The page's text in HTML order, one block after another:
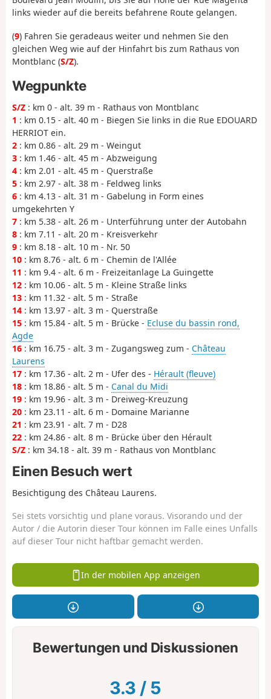
links wieder auf die bereits befahrene Route gelangen.
(9) Fahren Sie geradeaus weiter und nehmen Sie den
gleichen Weg wie auf der Hinfahrt bis zum Rathaus von
Montblanc (S/Z).
Wegpunkte
S/Z : km 0 - alt. 39 m - Rathaus von Montblanc
1 : km 0.15 - alt. 40 m - Biegen Sie links in die Rue EDOUARD
HERRIOT ein.
2 : km 0.86 - alt. 29 m - Weingut
3 : km 1.46 - alt. 45 m - Abzweigung
4 : km 2.01 - alt. 45 m - Querstraße
5 : km 2.97 - alt. 38 m - Feldweg links
6 : km 4.13 - alt. 31 m - Gabelung in Form eines
umgekehrten Y
7 : km 5.38 - alt. 26 m - Unterführung unter der Autobahn
8 : km 7.11 - alt. 20 m - Kreisverkehr
9 : km 8.18 - alt. 10 m - Nr. 50
10 : km 8.76 - alt. 6 m - Chemin de l'Allée
11 : km 9.4 - alt. 6 m - Freizeitanlage La Guingette
12 : km 10.06 - alt. 5 m - Kleine Straße links
13 : km 11.32 - alt. 5 m - Straße
14 : km 13.97 - alt. 3 m - Querstraße
15 : km 15.84 - alt. 5 m - Brücke - Ecluse du bassin rond,
Agde
16 : km 16.75 - alt. 3 m - Zugangsweg zum - Château
Laurens
17 : km 17.36 - alt. 2 m - Ufer des - Hérault (fleuve)
18 : km 18.86 - alt. 5 m - Canal du Midi
19 : km 19.96 - alt. 3 m - Dreiweg-Kreuzung
20 : km 23.11 - alt. 6 m - Domaine Marianne
21 : km 23.91 - alt. 7 m - D28
22 : km 24.86 - alt. 8 m - Brücke über den Hérault
S/Z : km 34.18 - alt. 39 m - Rathaus von Montblanc
Einen Besuch wert
Besichtigung des Château Laurens.
Sei stets vorsichtig und plane voraus. Visorando und der
Autor / die Autorin dieser Tour können im Falle eines Unfalls
auf dieser Tour nicht haftbar gemacht werden.
In der mobilen App anzeigen
Bewertungen und Diskussionen
3.3 / 5